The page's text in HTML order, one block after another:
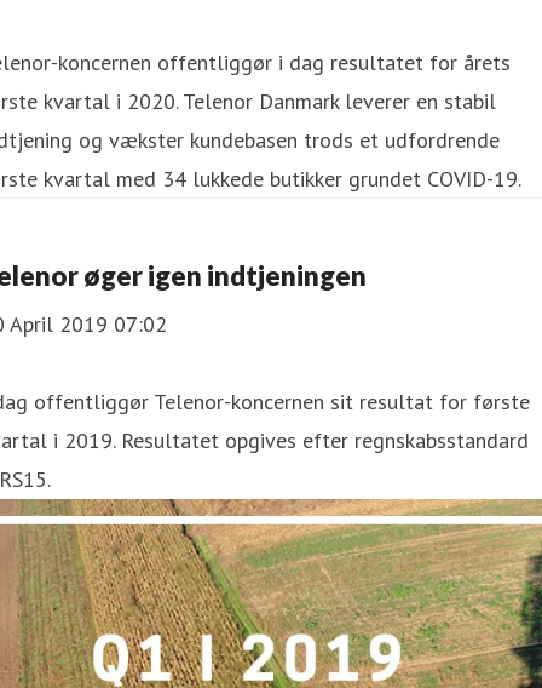
koncernen offentliggør i dag resultatet for årets
kvartal i 2020. Telenor Danmark leverer en stabil
og vækster kundebasen trods et udfordrende
kvartal med 34 lukkede butikker grundet COVID-19.
øger igen indtjeningen
April 2019 07:02
offentliggør Telenor-koncernen sit resultat for første
i 2019. Resultatet opgives efter regnskabsstandard